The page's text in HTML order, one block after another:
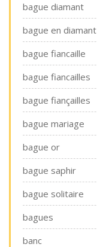
bague diamant
bague en diamant
bague fiancaille
bague fiancailles
bague fiançailles
bague mariage
bague or
bague saphir
bague solitaire
bagues
banc